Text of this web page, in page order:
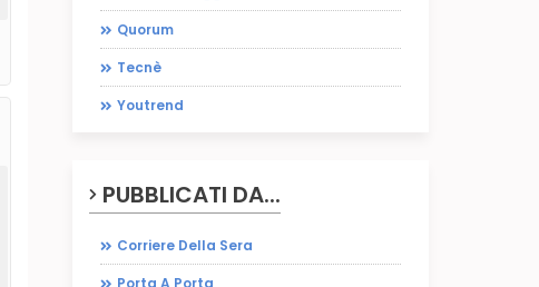
Quorum
Tecnè
Youtrend
PUBBLICATI DA...
Corriere Della Sera
Porta A Porta